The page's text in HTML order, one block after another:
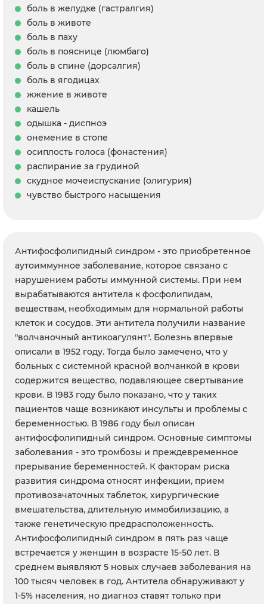
боль в желудке (гастралгия)
боль в животе
боль в паху
боль в пояснице (люмбаго)
боль в спине (дорсалгия)
боль в ягодицах
жжение в животе
кашель
одышка - диспноэ
онемение в стопе
осиплость голоса (фонастения)
распирание за грудиной
скудное мочеиспускание (олигурия)
чувство быстрого насыщения
Антифосфолипидный синдром - это приобретенное
аутоиммунное заболевание, которое связано с
нарушением работы иммунной системы. При нем
вырабатываются антитела к фосфолипидам,
веществам, необходимым для нормальной работы
клеток и сосудов. Эти антитела получили название
"волчаночный антикоагулянт". Болезнь впервые
описали в 1952 году. Тогда было замечено, что у
больных с системной красной волчанкой в крови
содержится вещество, подавляющее свертывание
крови. В 1983 году было показано, что у таких
пациентов чаще возникают инсульты и проблемы с
беременностью. В 1986 году был описан
антифосфолипидный синдром. Основные симптомы
заболевания - это тромбозы и преждевременное
прерывание беременностей. К факторам риска
развития синдрома относят инфекции, прием
противозачаточных таблеток, хирургические
вмешательства, длительную иммобилизацию, а
также генетическую предрасположенность.
Антифосфолипидный синдром в пять раз чаще
встречается у женщин в возрасте 15-50 лет. В
среднем выявляют 5 новых случаев заболевания на
100 тысяч человек в год. Антитела обнаруживают у
1-5% населения, но диагноз ставят только при